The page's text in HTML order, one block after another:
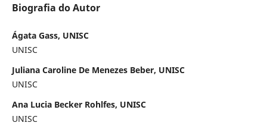
Biografia do Autor
Ágata Gass, UNISC
UNISC
Juliana Caroline De Menezes Beber, UNISC
UNISC
Ana Lucia Becker Rohlfes, UNISC
UNISC